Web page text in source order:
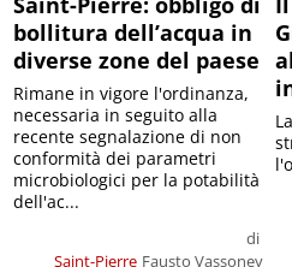
bollitura dell’acqua in
diverse zone del paese
Saint-Pierre
di
Fausto Vassoney
Rimane in vigore l'ordinanza,
necessaria in seguito alla
recente segnalazione di non
conformità dei parametri
microbiologici per la potabilità
dell'ac...